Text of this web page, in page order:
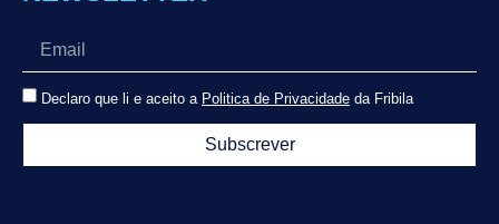
Declaro que li e aceito a Politica de Privacidade da Fribila
Subscrever